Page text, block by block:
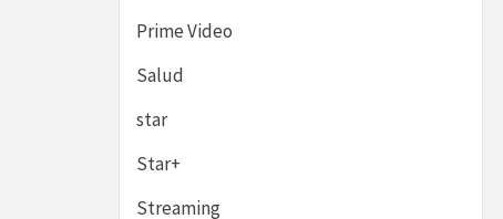
Prime Video
Salud
star
Star+
Streaming